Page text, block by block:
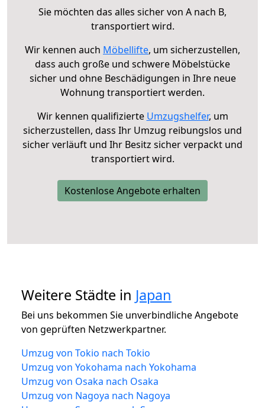
Sie möchten das alles sicher von A nach B,
transportiert wird.
Wir kennen auch Möbellifte, um sicherzustellen,
dass auch große und schwere Möbelstücke
sicher und ohne Beschädigungen in Ihre neue
Wohnung transportiert werden.
Wir kennen qualifizierte Umzugshelfer, um
sicherzustellen, dass Ihr Umzug reibungslos und
sicher verläuft und Ihr Besitz sicher verpackt und
transportiert wird.
Kostenlose Angebote erhalten
Weitere Städte in Japan
Bei uns bekommen Sie unverbindliche Angebote
von geprüften Netzwerkpartner.
Umzug von Tokio nach Tokio
Umzug von Yokohama nach Yokohama
Umzug von Osaka nach Osaka
Umzug von Nagoya nach Nagoya